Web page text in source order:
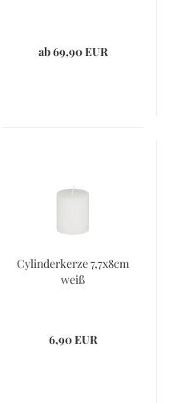
ab 69,90 EUR
Cylinderkerze 7,7x8cm
weiß
6,90 EUR